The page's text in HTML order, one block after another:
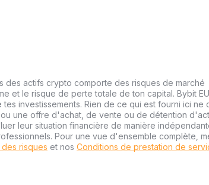
des actifs crypto comporte des risques de marché
et le risque de perte totale de ton capital. Bybit
investissements. Rien de ce qui est fourni ici ne
une offre d'achat, de vente ou de détention
leur situation financière de manière
Pour une vue d'ensemble complète,
risques et nos Conditions de prestation de